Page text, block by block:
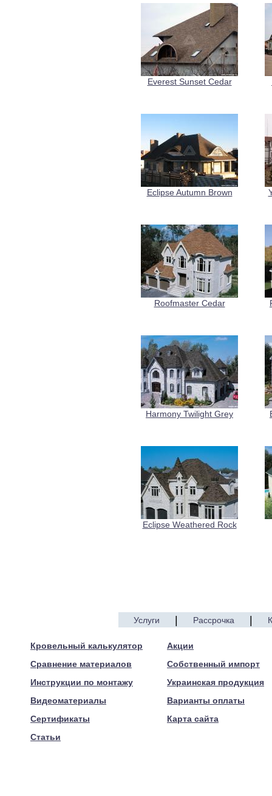
Everest Sunset Cedar
Eclipse Autumn Brown
Roofmaster Cedar
Harmony Twilight Grey
Eclipse Weathered Rock
Услуги Рассрочка
Кровельный калькулятор
Сравнение материалов
Инструкции по монтажу
Видеоматериалы
Сертификаты
Статьи
Акции
Собственный импорт
Украинская продукция
Варианты оплаты
Карта сайта